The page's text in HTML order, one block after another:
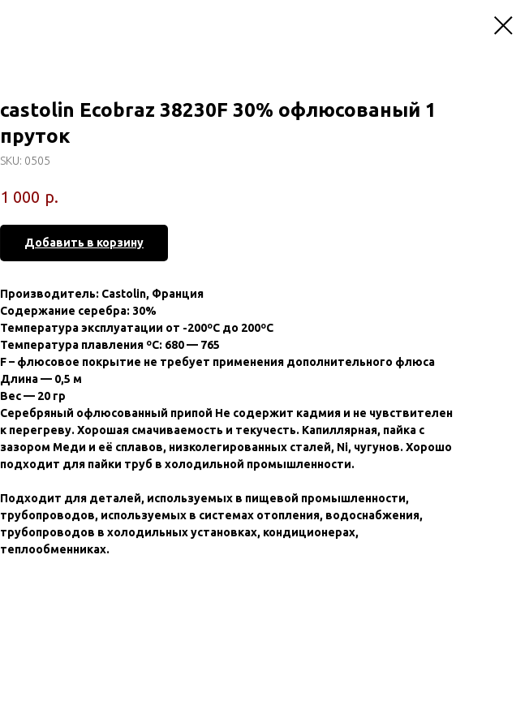
castolin Ecobraz 38230F 30% офлюсованый 1
пруток
SKU: 0505
1 000 р.
Добавить в корзину
Производитель: Castolin, Франция
Содержание серебра: 30%
Температура эксплуатации от -200ºС до 200ºС
Температура плавления ºС: 680 — 765
F – флюсовое покрытие не требует применения дополнительного флюса
Длина — 0,5 м
Вес — 20 гр
Серебряный офлюсованный припой Не содержит кадмия и не чувствителен
к перегреву. Хорошая смачиваемость и текучесть. Капиллярная, пайка с
зазором Меди и её сплавов, низколегированных сталей, Ni, чугунов. Хорошо
подходит для пайки труб в холодильной промышленности.
Подходит для деталей, используемых в пищевой промышленности,
трубопроводов, используемых в системах отопления, водоснабжения,
трубопроводов в холодильных установках, кондиционерах,
теплообменниках.